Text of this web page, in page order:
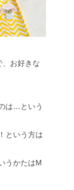
、お好きな
は…という
という方は
うかたはM